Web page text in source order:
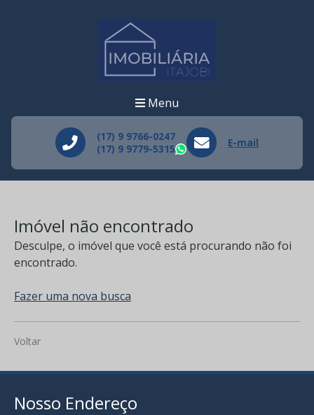
Menu
(17) 9 9766-0247
(17) 9 9779-5315
WhatsApp
E-mail
Imóvel não encontrado
Desculpe, o imóvel que você está procurando não foi
encontrado.
Fazer uma nova busca
Voltar
Nosso Endereço